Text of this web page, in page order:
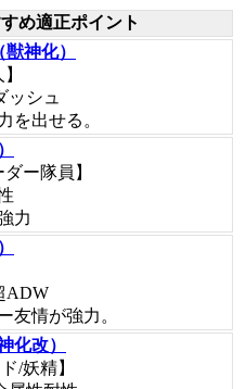
め適正ポイント
神化）
ッシュ
を出せる。
ー隊員】
力
ADW
友情が強力。
化改）
/妖精】